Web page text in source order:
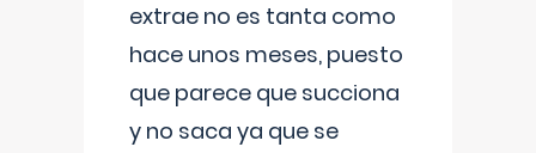
extrae no es tanta como
hace unos meses, puesto
que parece que succiona
y no saca ya que se